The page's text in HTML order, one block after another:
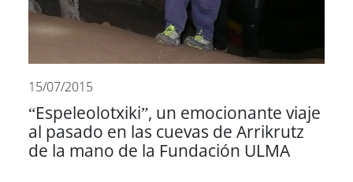
15/07/2015
“Espeleolotxiki”, un emocionante viaje
al pasado en las cuevas de Arrikrutz
de la mano de la Fundación ULMA